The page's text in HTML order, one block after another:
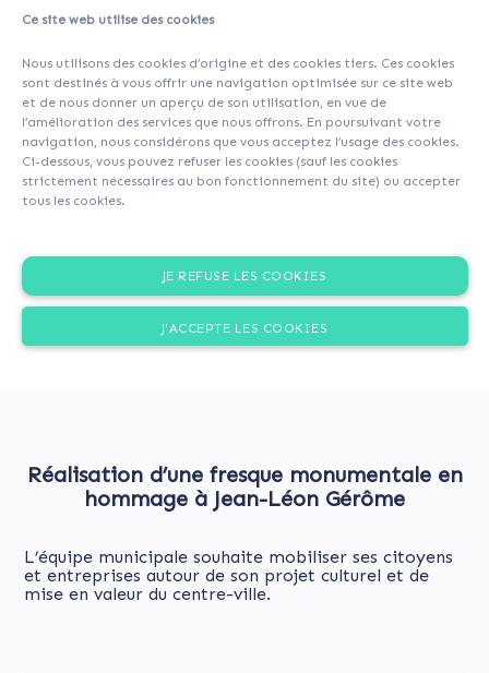
Ce site web utilise des cookies
Nous utilisons des cookies d’origine et des cookies tiers. Ces cookies
sont destinés à vous offrir une navigation optimisée sur ce site web
et de nous donner un aperçu de son utilisation, en vue de
l’amélioration des services que nous offrons. En poursuivant votre
navigation, nous considérons que vous acceptez l’usage des cookies.
Ci-dessous, vous pouvez refuser les cookies (sauf les cookies
strictement nécessaires au bon fonctionnement du site) ou accepter
tous les cookies.
JE REFUSE LES COOKIES
J'ACCEPTE LES COOKIES
Réalisation d’une fresque monumentale en
hommage à Jean-Léon Gérôme
L’équipe municipale souhaite mobiliser ses citoyens
et entreprises autour de son projet culturel et de
mise en valeur du centre-ville.